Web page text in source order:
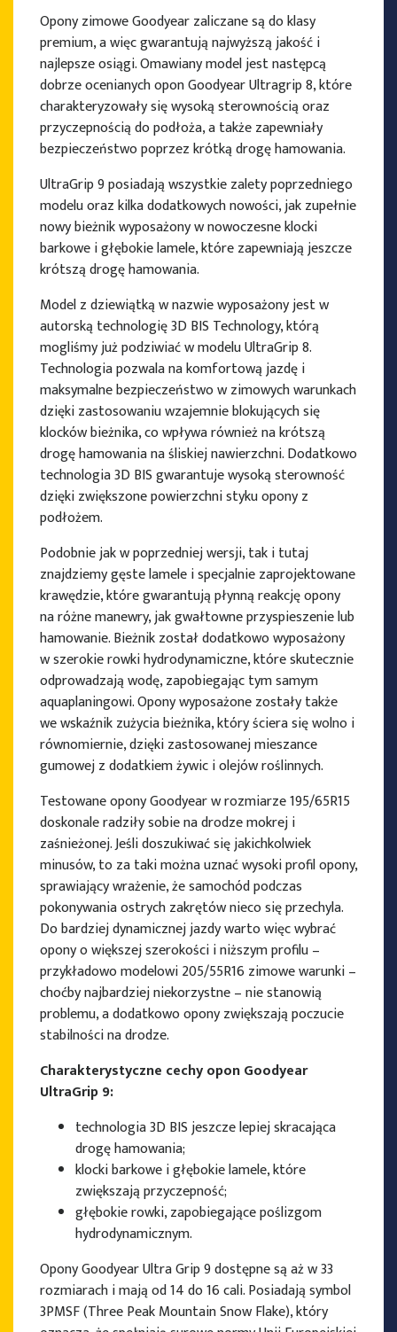
Opony zimowe Goodyear zaliczane są do klasy
premium, a więc gwarantują najwyższą jakość i
najlepsze osiągi. Omawiany model jest następcą
dobrze ocenianych opon Goodyear Ultragrip 8, które
charakteryzowały się wysoką sterownością oraz
przyczepnością do podłoża, a także zapewniały
bezpieczeństwo poprzez krótką drogę hamowania.
UltraGrip 9 posiadają wszystkie zalety poprzedniego
modelu oraz kilka dodatkowych nowości, jak zupełnie
nowy bieżnik wyposażony w nowoczesne klocki
barkowe i głębokie lamele, które zapewniają jeszcze
krótszą drogę hamowania.
Model z dziewiątką w nazwie wyposażony jest w
autorską technologię 3D BIS Technology, którą
mogliśmy już podziwiać w modelu UltraGrip 8.
Technologia pozwala na komfortową jazdę i
maksymalne bezpieczeństwo w zimowych warunkach
dzięki zastosowaniu wzajemnie blokujących się
klocków bieżnika, co wpływa również na krótszą
drogę hamowania na śliskiej nawierzchni. Dodatkowo
technologia 3D BIS gwarantuje wysoką sterowność
dzięki zwiększone powierzchni styku opony z
podłożem.
Podobnie jak w poprzedniej wersji, tak i tutaj
znajdziemy gęste lamele i specjalnie zaprojektowane
krawędzie, które gwarantują płynną reakcję opony
na różne manewry, jak gwałtowne przyspieszenie lub
hamowanie. Bieżnik został dodatkowo wyposażony
w szerokie rowki hydrodynamiczne, które skutecznie
odprowadzają wodę, zapobiegając tym samym
aquaplaningowi. Opony wyposażone zostały także
we wskaźnik zużycia bieżnika, który ściera się wolno i
równomiernie, dzięki zastosowanej mieszance
gumowej z dodatkiem żywic i olejów roślinnych.
Testowane opony Goodyear w rozmiarze 195/65R15
doskonale radziły sobie na drodze mokrej i
zaśnieżonej. Jeśli doszukiwać się jakichkolwiek
minusów, to za taki można uznać wysoki profil opony,
sprawiający wrażenie, że samochód podczas
pokonywania ostrych zakrętów nieco się przechyla.
Do bardziej dynamicznej jazdy warto więc wybrać
opony o większej szerokości i niższym profilu –
przykładowo modelowi 205/55R16 zimowe warunki –
choćby najbardziej niekorzystne – nie stanowią
problemu, a dodatkowo opony zwiększają poczucie
stabilności na drodze.
Charakterystyczne cechy opon Goodyear
UltraGrip 9:
technologia 3D BIS jeszcze lepiej skracająca
drogę hamowania;
klocki barkowe i głębokie lamele, które
zwiększają przyczepność;
głębokie rowki, zapobiegające poślizgom
hydrodynamicznym.
Opony Goodyear Ultra Grip 9 dostępne są aż w 33
rozmiarach i mają od 14 do 16 cali. Posiadają symbol
3PMSF (Three Peak Mountain Snow Flake), który